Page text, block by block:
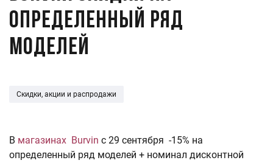
определенный ряд
моделей
Скидки, акции и распродажи
В магазинах Burvin с 29 сентября -15% на
определенный ряд моделей + номинал дисконтной